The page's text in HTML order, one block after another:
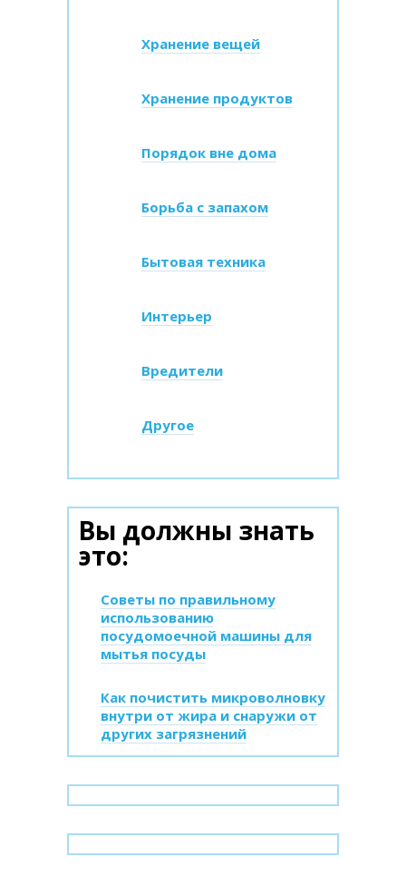
Хранение вещей
Хранение продуктов
Порядок вне дома
Борьба с запахом
Бытовая техника
Интерьер
Вредители
Другое
Вы должны знать
это:
Советы по правильному
использованию
посудомоечной машины для
мытья посуды
Как почистить микроволновку
внутри от жира и снаружи от
других загрязнений